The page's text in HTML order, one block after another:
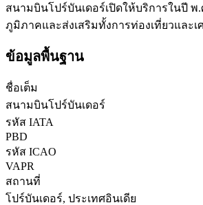
สนามบินโปร์บันเดอร์เปิดให้บริการในปี
ภูมิภาคและส่งเสริมทั้งการท่องเที่ยวและ
ข้อมูลพื้นฐาน
ชื่อเต็ม
สนามบินโปร์บันเดอร์
รหัส IATA
PBD
รหัส ICAO
VAPR
สถานที่
โปร์บันเดอร์, ประเทศอินเดีย